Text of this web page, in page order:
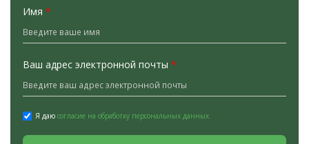
Имя *
Ваш адрес электронной почты *
Я даю согласие на обработку персональных данных.